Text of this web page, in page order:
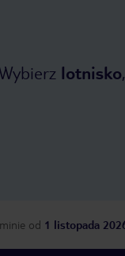
lotnisko,
od 1 listopada